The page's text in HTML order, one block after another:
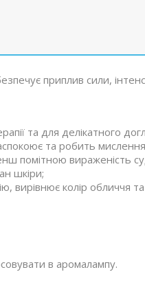
приплив сили,
та для делікатного
та робить
помітною вираженість
шкіри;
колір обличчя та
в аромалампу.